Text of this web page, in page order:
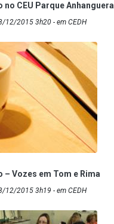
no CEU Parque Anhanguera
12/2015 3h20 - em CEDH
– Vozes em Tom e Rima
12/2015 3h19 - em CEDH